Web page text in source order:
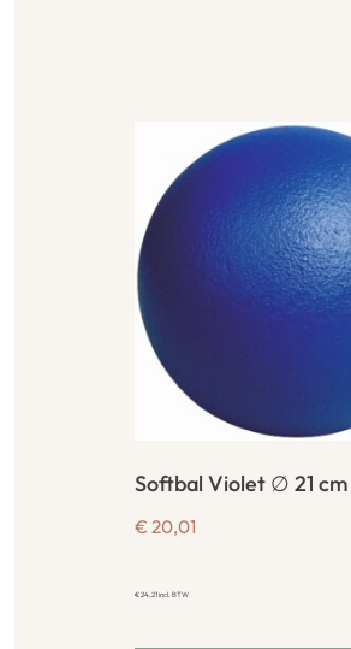
Softbal Violet ∅ 21 cm
€ 20,01
€24,21incl. BTW